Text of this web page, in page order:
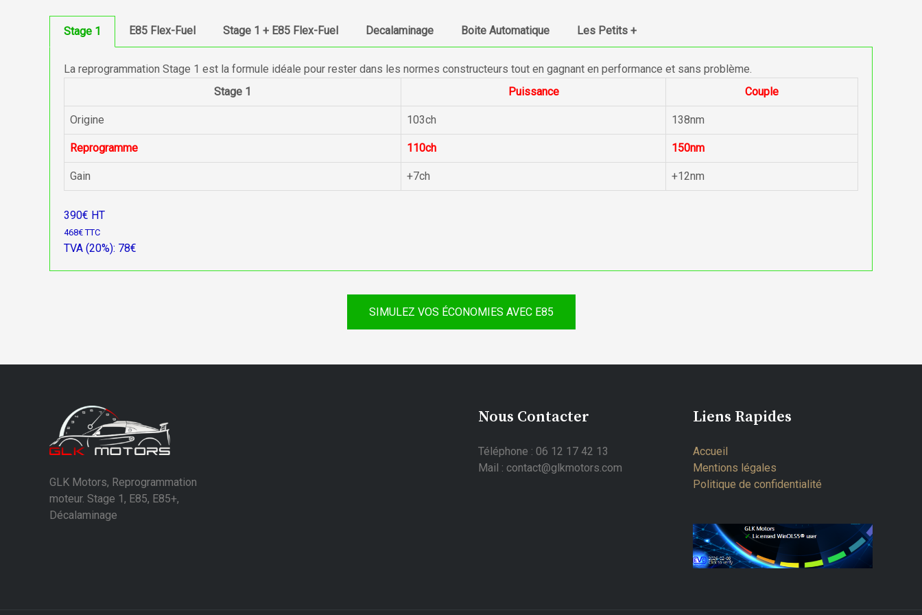
Stage 1 E85 Flex-Fuel Stage 1 + E85 Flex-Fuel Decalaminage Boite Automatique Les Petits +
La reprogrammation Stage 1 est la formule idéale pour rester dans les normes constructeurs tout en gagnant en performance et sans problème.
Stage 1
Puissance Couple
Origine 103ch 138nm
Reprogramme 110ch 150nm
Gain +7ch +12nm
390€ HT
468€ TTC
TVA (20%): 78€
SIMULEZ VOS ÉCONOMIES AVEC E85
GLK Motors, Reprogrammation
moteur. Stage 1, E85, E85+,
Décalaminage
Nous Contacter
Téléphone : 06 12 17 42 13
Mail : contact@glkmotors.com
Liens Rapides
Accueil
Mentions légales
Politique de confidentialité